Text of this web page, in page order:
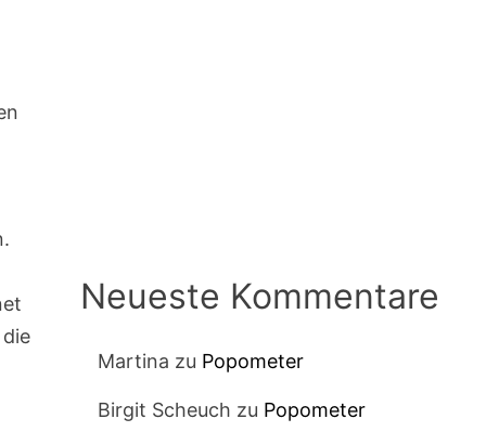
Neueste Kommentare
Martina zu Popometer
Birgit Scheuch zu Popometer